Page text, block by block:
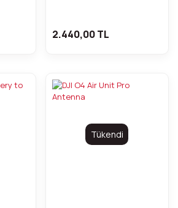
2.440,00 TL
Tükendi